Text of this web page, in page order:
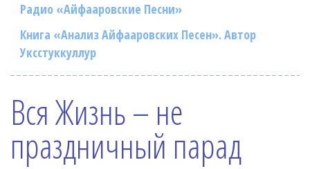
Видео
Ииссиидиология
Номера песен
Радио «Айфааровские Песни»
Книга «Анализ Айфааровских Песен». Автор
Уксстуккуллур
Вся Жизнь – не
праздничный парад